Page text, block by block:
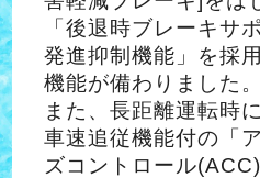
「後退時ブレーキサ
発進抑制機能」を採
機能が備わりました。
また、長距離運転時
車速追従機能付の「
ズコントロール